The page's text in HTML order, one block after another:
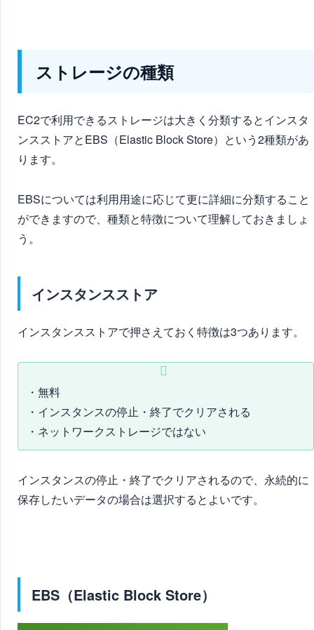
ストレージの種類
EC2で利用できるストレージは大きく分類するとインスタ
ンスストアとEBS（Elastic Block Store）という2種類があ
ります。
EBSについては利用用途に応じて更に詳細に分類すること
ができますので、種類と特徴について理解しておきましょ
う。
インスタンスストア
インスタンスストアで押さえておく特徴は3つあります。
・無料
・インスタンスの停止・終了でクリアされる
・ネットワークストレージではない
インスタンスの停止・終了でクリアされるので、永続的に
保存したいデータの場合は選択するとよいです。
EBS（Elastic Block Store）